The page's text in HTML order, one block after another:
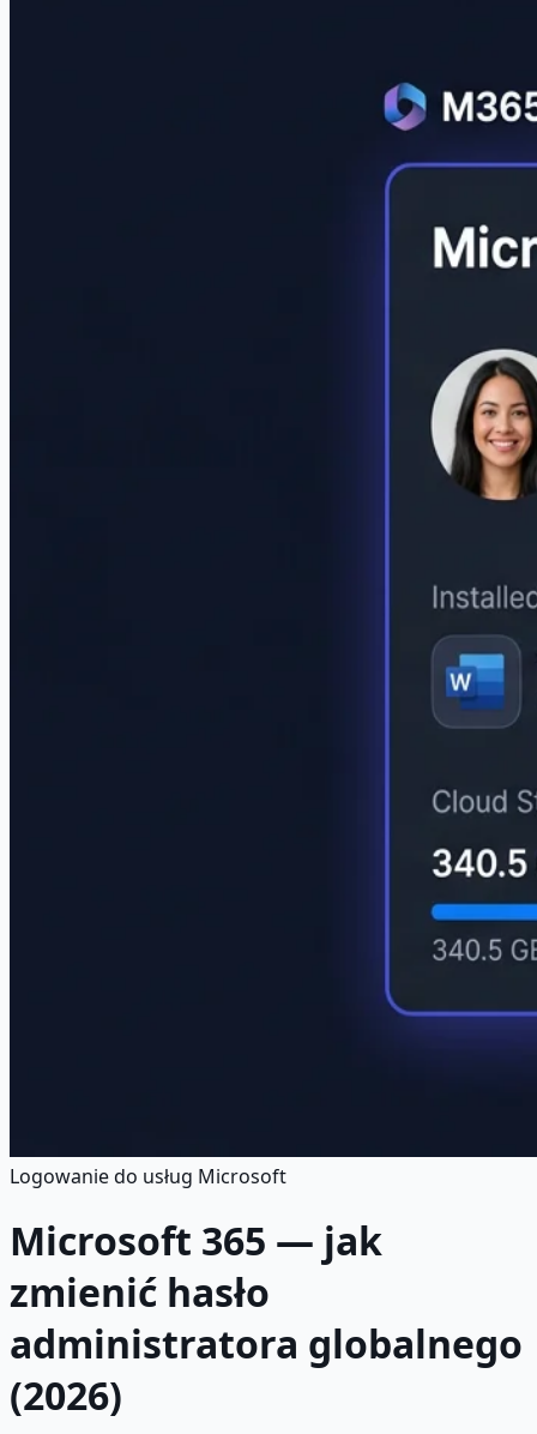
Logowanie do usług Microsoft
Microsoft 365 — jak
zmienić hasło
administratora globalnego
(2026)